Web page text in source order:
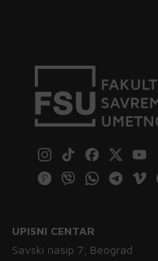
UPISNI CENTAR
Savski nasip 7, Beograd